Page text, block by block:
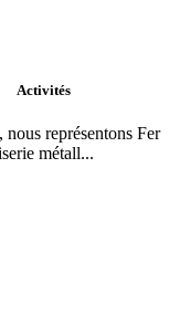
Activités
représentons Fer
métall...